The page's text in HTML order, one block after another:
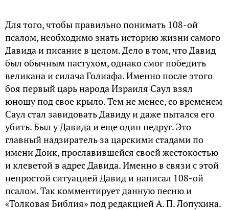
Для того, чтобы правильно понимать 108-ой
псалом, необходимо знать историю жизни самого
Давида и писание в целом. Дело в том, что Давид
был обычным пастухом, однако смог победить
великана и силача Голиафа. Именно после этого
боя первый царь народа Израиля Саул взял
юношу под свое крыло. Тем не менее, со временем
Саул стал завидовать Давиду и даже пытался его
убить. Был у Давида и еще один недруг. Это
главный надзиратель за царскими стадами по
имени Доик, прославившейся своей жестокостью
и клеветой в адрес Давида. Именно в связи с этой
непростой ситуацией Давид и написал 108-ой
псалом. Так комментирует данную песню и
«Толковая Библия» под редакцией А. П. Лопухина.